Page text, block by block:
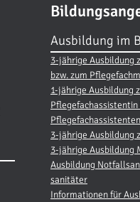
Ausbildung im
3-jährige Ausbildung
bzw. zum
1-jährige Ausbildung
Pflegefachassistentin
Pflegefachassistenten
3-jährige Ausbildung
3-jährige Ausbildung
Ausbildung
sanitäter
Informationen für